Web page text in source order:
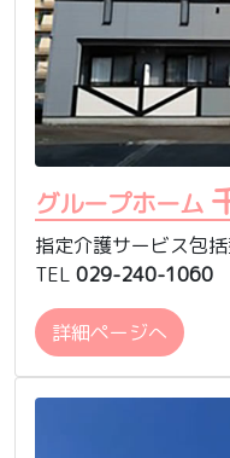
グループホーム
指定介護サービス包
TEL 029-240-1060
詳細ページへ